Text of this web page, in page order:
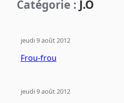
Catégorie : J.O
Frou-frou
jeudi 9 août 2012
jeudi 9 août 2012